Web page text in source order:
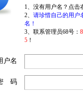
1、没有用户名？点
2、 请珍惜自己的用户
名！
3、联系管理员68号：
5 ！
户名
码